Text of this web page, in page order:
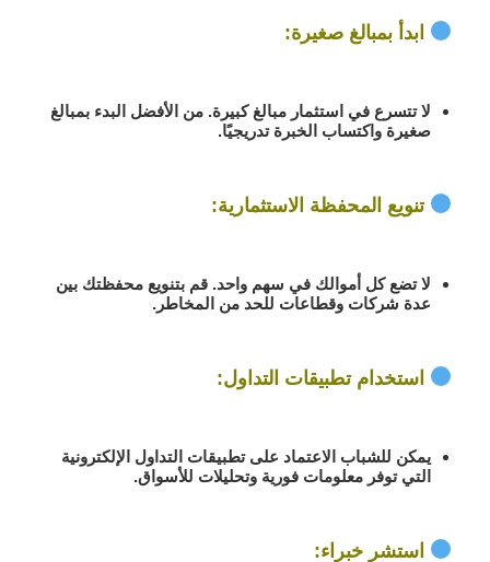
ابدأ بمبالغ صغيرة:
لا تتسرع في استثمار مبالغ كبيرة. من الأفضل البدء بمبالغ
صغيرة واكتساب الخبرة تدريجيًا.
تنويع المحفظة الاستثمارية:
لا تضع كل أموالك في سهم واحد. قم بتنويع محفظتكبين
عدة شركات وقطاعات للحد من المخاطر.
استخدام تطبيقات التداول:
يمكن للشباب الاعتماد علىتطبيقات التداول الإلكترونية
التي توفر معلومات فورية وتحليلات للأسواق.
استشر خبراء: